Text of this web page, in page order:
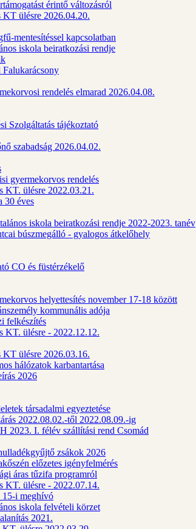
érintő változásról
ülésre 2026.04.20.
mentesítéssel kapcsolatban
iskola beiratkozási rendje
rendelés elmarad 2026.04.08.
Szolgáltatás tájékoztató
szabadság 2026.04.02.
gyermekorvos rendelés
KT. ülésre 2022.03.21.
30 éves
iskola beiratkozási rendje 2022-2023. tanév
búszmegálló - gyalogos átkelőhely
CO és füstérzékelő
helyettesítés november 17-18 között
kommunális adója
felkészítés
KT. ülésre - 2022.12.12.
ülésre 2026.03.16.
hálózatok karbantartása
2026
társadalmi egyeztetése
2022.08.02.-től 2022.08.09.-ig
2023. I. félév szállítási rend Csomád
zsákok 2026
előzetes igényfelmérés
áras tűzifa programról
KT. ülésre - 2022.07.14.
i meghívó
iskola felvételi körzet
2021.